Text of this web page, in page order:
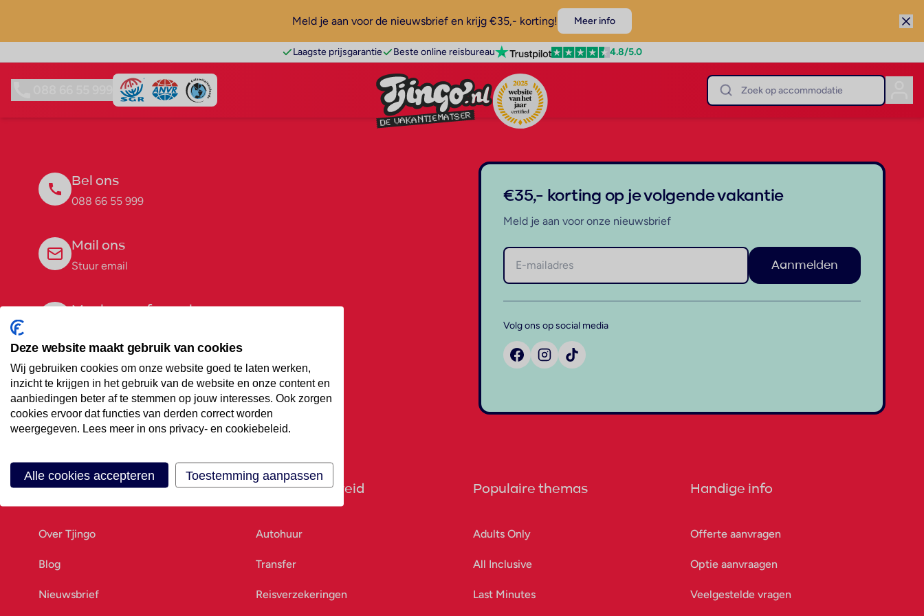
Meld je aan voor de nieuwsbrief en krijg €35,- korting! Meer info
Laagste prijsgarantie Beste online reisbureau 4.8/5.0
Bel ons
088 66 55 999
Mail ons
Stuur email
Maak een afspraak
Offerte aanvragen
Vraag offerte aan
€35,- korting op je volgende vakantie
Meld je aan voor onze nieuwsbrief
Aanmelden
Volg ons op social media
Ons bedrijf
Over Tjingo
Blog
Nieuwsbrief
Goed voorbereid
Autohuur
Transfer
Reisverzekeringen
Populaire themas
Adults Only
All Inclusive
Last Minutes
Handige info
Offerte aanvragen
Optie aanvraagen
Veelgestelde vragen
Deze website maakt gebruik van cookies
Wij gebruiken cookies om onze website goed te laten werken,
inzicht te krijgen in het gebruik van de website en onze content en
aanbiedingen beter af te stemmen op jouw interesses. Ook zorgen
cookies ervoor dat functies van derden correct worden
weergegeven. Lees meer in ons privacy- en cookiebeleid.
Alle cookies accepteren Toestemming aanpassen